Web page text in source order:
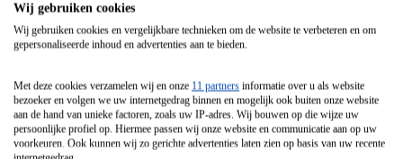
Airfryer
Frituurpan
Contactgrill
Broodbakmachine
Broodrooster
Wij gebruiken cookies
Wij gebruiken cookies en vergelijkbare technieken om de website te verbeteren en om
gepersonaliseerde inhoud en advertenties aan te bieden.
Met deze cookies verzamelen wij en onze 11 partners informatie over u als website
bezoeker en volgen we uw internetgedrag binnen en mogelijk ook buiten onze website
aan de hand van unieke factoren, zoals uw IP-adres. Wij bouwen op die wijze uw
persoonlijke profiel op. Hiermee passen wij onze website en communicatie aan op uw
voorkeuren. Ook kunnen wij zo gerichte advertenties laten zien op basis van uw recente